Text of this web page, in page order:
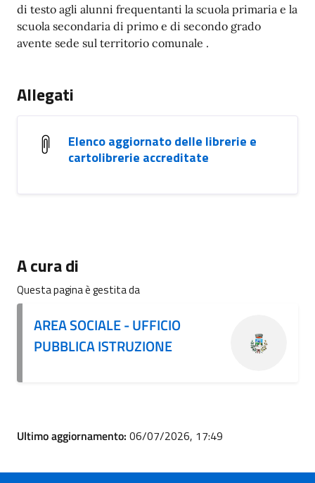
di testo agli alunni frequentanti la scuola primaria e la
scuola secondaria di primo e di secondo grado
avente sede sul territorio comunale .
Allegati
Elenco aggiornato delle librerie e
cartolibrerie accreditate
A cura di
Questa pagina è gestita da
AREA SOCIALE - UFFICIO
PUBBLICA ISTRUZIONE
Ultimo aggiornamento: 06/07/2026, 17:49